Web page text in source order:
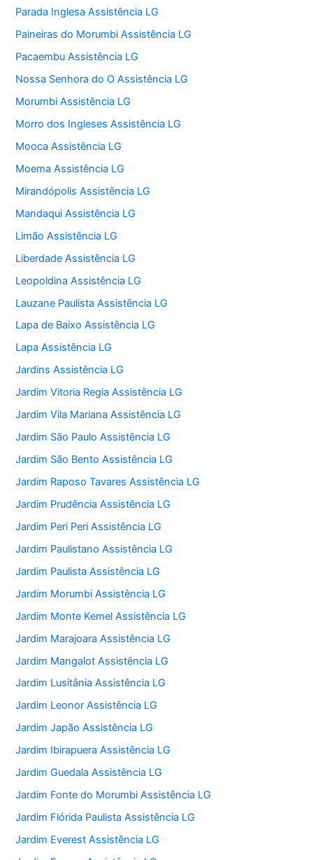
Parada Inglesa Assistência LG
Paineiras do Morumbi Assistência LG
Pacaembu Assistência LG
Nossa Senhora do O Assistência LG
Morumbi Assistência LG
Morro dos Ingleses Assistência LG
Mooca Assistência LG
Moema Assistência LG
Mirandópolis Assistência LG
Mandaqui Assistência LG
Limão Assistência LG
Liberdade Assistência LG
Leopoldina Assistência LG
Lauzane Paulista Assistência LG
Lapa de Baixo Assistência LG
Lapa Assistência LG
Jardins Assistência LG
Jardim Vitoria Regia Assistência LG
Jardim Vila Mariana Assistência LG
Jardim São Paulo Assistência LG
Jardim São Bento Assistência LG
Jardim Raposo Tavares Assistência LG
Jardim Prudência Assistência LG
Jardim Peri Peri Assistência LG
Jardim Paulistano Assistência LG
Jardim Paulista Assistência LG
Jardim Morumbi Assistência LG
Jardim Monte Kemel Assistência LG
Jardim Marajoara Assistência LG
Jardim Mangalot Assistência LG
Jardim Lusitânia Assistência LG
Jardim Leonor Assistência LG
Jardim Japão Assistência LG
Jardim Ibirapuera Assistência LG
Jardim Guedala Assistência LG
Jardim Fonte do Morumbi Assistência LG
Jardim Flórida Paulista Assistência LG
Jardim Everest Assistência LG